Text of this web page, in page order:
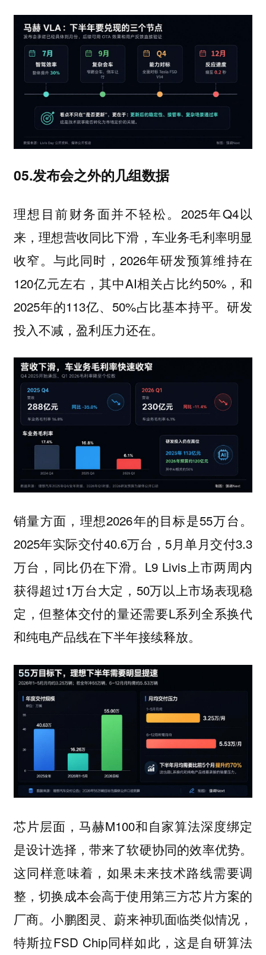
05.发布会之外的几组数据
理想目前财务面并不轻松。2025年Q4以
来，理想营收同比下滑，车业务毛利率明显
收窄。与此同时，2026年研发预算维持在
120亿元左右，其中AI相关占比约50%，和
2025年的113亿、50%占比基本持平。研发
投入不减，盈利压力还在。
销量方面，理想2026年的目标是55万台。
2025年实际交付40.6万台，5月单月交付3.3
万台，同比仍在下滑。L9 Livis上市两周内
获得超过1万台大定，50万以上市场表现稳
定，但整体交付的量还需要L系列全系换代
和纯电产品线在下半年接续释放。
芯片层面，马赫M100和自家算法深度绑定
是设计选择，带来了软硬协同的效率优势。
这同样意味着，如果未来技术路线需要调
整，切换成本会高于使用第三方芯片方案的
厂商。小鹏图灵、蔚来神玑面临类似情况，
特斯拉FSD Chip同样如此，这是自研算法